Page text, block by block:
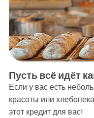
Пусть всё идёт
Если у вас есть
красоты или
этот кредит для вас!